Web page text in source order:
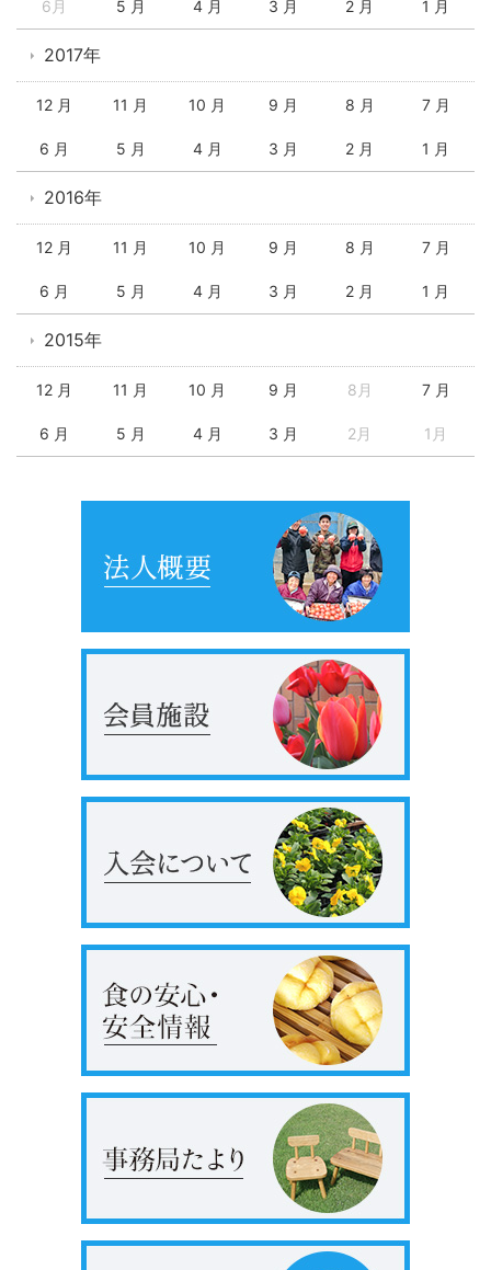
6月 5 月 4 月 3 月 2 月 1 月
2017年
12 月 11 月 10 月 9 月 8 月 7 月
6 月 5 月 4 月 3 月 2 月 1 月
2016年
12 月 11 月 10 月 9 月 8 月 7 月
6 月 5 月 4 月 3 月 2 月 1 月
2015年
12 月 11 月 10 月 9 月 8月 7 月
6 月 5 月 4 月 3 月 2月 1月